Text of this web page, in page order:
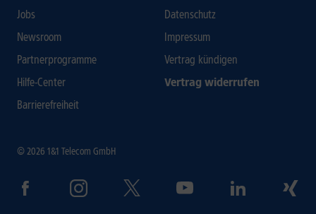
Jobs
Newsroom
Partnerprogramme
Hilfe-Center
Barrierefreiheit
Datenschutz
Impressum
Vertrag kündigen
Vertrag widerrufen
© 2026 1&1 Telecom GmbH